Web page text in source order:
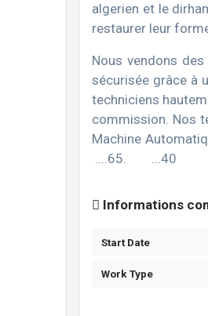
algerien et le
restaurer leur
Nous vendons
sécurisée grâce à
techniciens
commission. Nos
Machine
....65. ...40
Informations
Start Date
Work Type